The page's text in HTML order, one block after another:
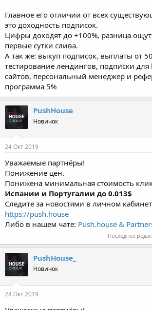
Главное его отличии от всех
это доходность подписок.
Цифры доходят до +100%, разница
первые сутки слива.
А так же: выкуп подписок, выплаты от
тестирование лендингов, подписки
сайтов, персональный менеджер и
программа 5%
PushHouse_
Новичок
24 Окт 2019
Уважаемые партнёры!
Понижение цен.
Понижена минимальная стоимость
Испании и Португалии до 0.013$
Следите за новостями в личном
https://push.house
Либо в нашем чате: Push.house &
Последнее
PushHouse_
Новичок
24 Окт 2019